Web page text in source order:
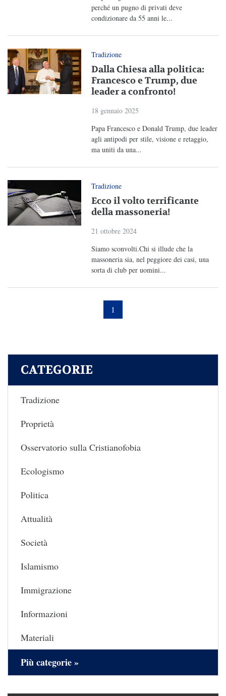
perché un pugno di privati deve
condizionare da 55 anni le...
Tradizione
Dalla Chiesa alla politica:
Francesco e Trump, due
leader a confronto!
18 gennaio 2025
Papa Francesco e Donald Trump, due leader
agli antipodi per stile, visione e retaggio,
ma uniti da una...
Tradizione
Ecco il volto terrificante
della massoneria!
21 ottobre 2024
Siamo sconvolti.Chi si illude che la
massoneria sia, nel peggiore dei casi, una
sorta di club per uomini...
1
CATEGORIE
Tradizione
Proprietà
Osservatorio sulla Cristianofobia
Ecologismo
Politica
Attualità
Società
Islamismo
Immigrazione
Informazioni
Materiali
Più categorie »